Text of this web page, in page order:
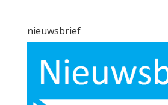
nieuwsbrief